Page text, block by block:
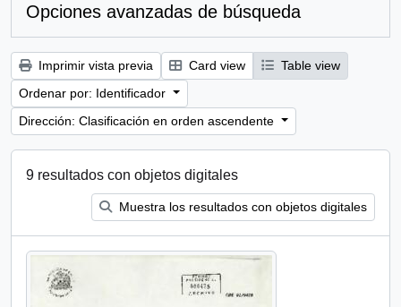
Opciones avanzadas de búsqueda
Imprimir vista previa Card view
Table view
Ordenar por: Identificador
Dirección: Clasificación en orden ascendente
9 resultados con objetos digitales
Muestra los resultados con objetos digitales